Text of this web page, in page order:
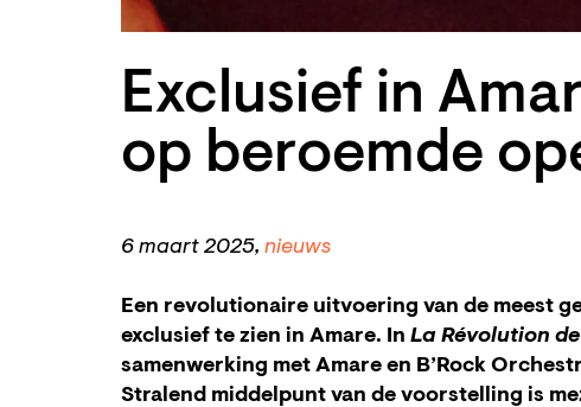
Exclusief in
op beroemde
6 maart 2025, nieuws
Een revolutionaire uitvoering van de meest
exclusief te zien in Amare. In La Révolution
samenwerking met Amare en B’Rock
Stralend middelpunt van de voorstelling is